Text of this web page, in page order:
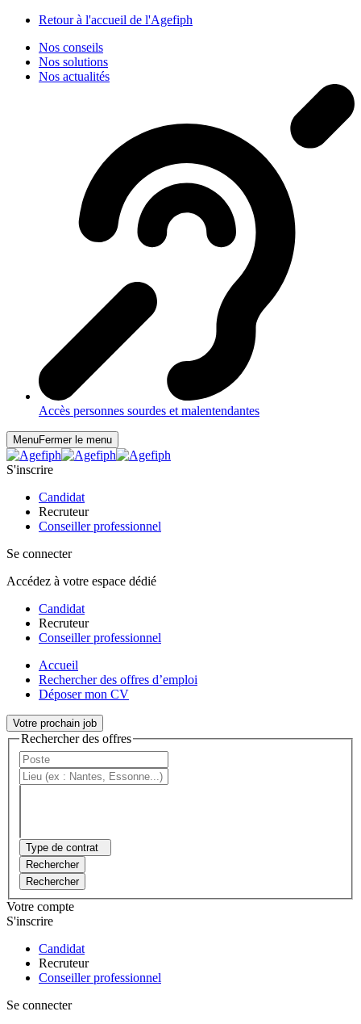
Retour à l'accueil de l'Agefiph
Nos conseils
Nos solutions
Nos actualités
Accès personnes sourdes et malentendantes
MenuFermer le menu
S'inscrire
Candidat
Recruteur
Conseiller professionnel
Se connecter
Accédez à votre espace dédié
Candidat
Recruteur
Conseiller professionnel
Accueil
Rechercher des offres d’emploi
Déposer mon CV
Votre prochain job
Rechercher des offres
Type de contrat
Rechercher
Rechercher
Votre compte
S'inscrire
Candidat
Recruteur
Conseiller professionnel
Se connecter